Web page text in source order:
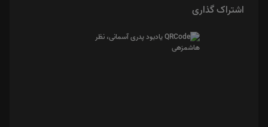
اشتراک گذاری